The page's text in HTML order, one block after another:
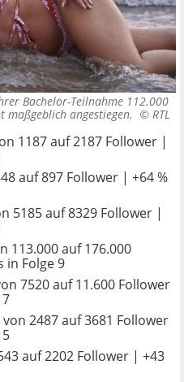
Bachelor-Teilnahme 112.000
maßgeblich angestiegen. © RTL
1187 auf 2187 Follower |
auf 897 Follower | +64 %
5185 auf 8329 Follower |
113.000 auf 176.000
in Folge 9
7520 auf 11.600 Follower
2487 auf 3681 Follower
auf 2202 Follower | +43